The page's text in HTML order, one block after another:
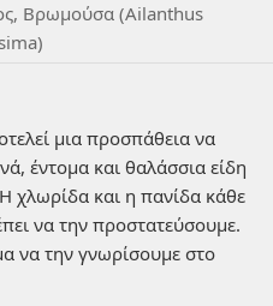
Βρωμούσα (Ailanthus
μια προσπάθεια να
έντομα και θαλάσσια είδη
χλωρίδα και η πανίδα κάθε
να την προστατεύσουμε.
να την γνωρίσουμε στο